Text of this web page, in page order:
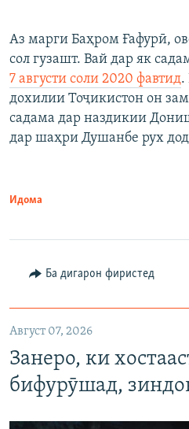
Аз марги Баҳром Ғафурӣ,
сол гузашт. Вай дар як
7 августи соли 2020 фавтид.
дохилии Тоҷикистон он
садама дар наздикии
дар шаҳри Душанбе рух
Идома
Ба дигарон фиристед
Август 07, 2026
Занеро, ки
бифурӯшад,